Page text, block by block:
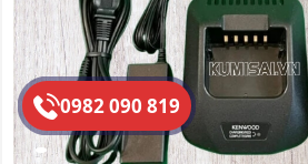
0982 090 819